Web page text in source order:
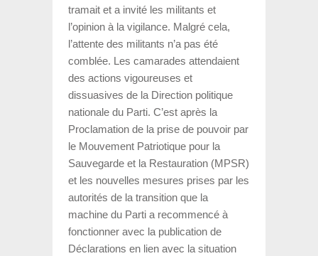
tramait et a invité les militants et
l’opinion à la vigilance. Malgré cela,
l’attente des militants n’a pas été
comblée. Les camarades attendaient
des actions vigoureuses et
dissuasives de la Direction politique
nationale du Parti. C’est après la
Proclamation de la prise de pouvoir par
le Mouvement Patriotique pour la
Sauvegarde et la Restauration (MPSR)
et les nouvelles mesures prises par les
autorités de la transition que la
machine du Parti a recommencé à
fonctionner avec la publication de
Déclarations en lien avec la situation